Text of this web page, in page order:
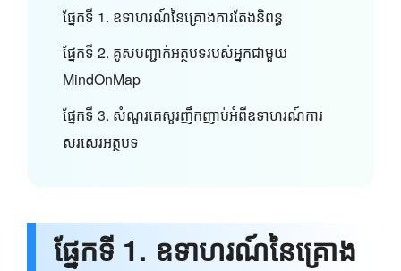
ផ្នែកទី 1. ឧទាហរណ៍នៃគ្រោងការតែងនិពន្ធ
ផ្នែកទី 2. គូសបញ្ជាក់អត្ថបទរបស់អ្នកជាមួយ
MindOnMap
ផ្នែកទី 3. សំណួរគេសួរញឹកញាប់អំពីឧទាហរណ៍ការ
សរសេរអត្ថបទ
ផ្នែកទី 1. ឧទាហរណ៍នៃគ្រោង